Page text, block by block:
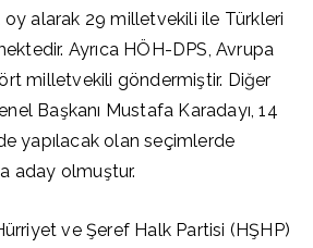
oy alarak 29 milletvekili ile Türkleri
Ayrıca HÖH-DPS, Avrupa
milletvekili göndermiştir. Diğer
Başkanı Mustafa Karadayı, 14
yapılacak olan seçimlerde
aday olmuştur.
ve Şeref Halk Partisi (HŞHP)